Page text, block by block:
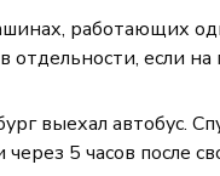
работающих
отдельности, если
выехал автобус.
5 часов после